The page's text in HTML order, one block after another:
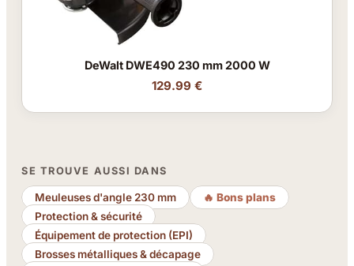
DeWalt DWE490 230 mm 2000 W
129.99 €
SE TROUVE AUSSI DANS
Meuleuses d'angle 230 mm
🔥 Bons plans
Protection & sécurité
Équipement de protection (EPI)
Brosses métalliques & décapage